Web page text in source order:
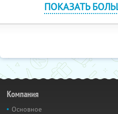
ПОКАЗАТЬ
Компания
Основное